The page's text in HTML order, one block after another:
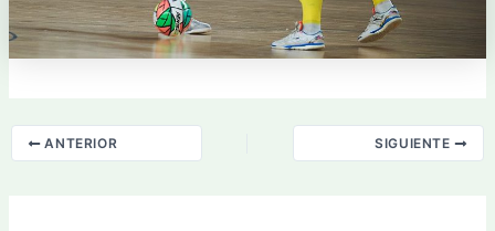
ANTERIOR SIGUIENTE